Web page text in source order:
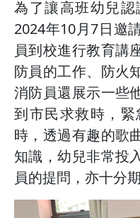
為了讓高班幼兒
2024年10月7日邀
員到校進行教育講
防員的工作、防火
消防員還展示一些
到市民求救時，
時，透過有趣的歌
知識，幼兒非常投
員的提問，亦十分